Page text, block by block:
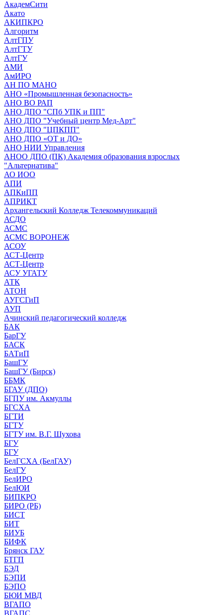
АкадемСити
Акато
АКИПКРО
Алгоритм
АлтГПУ
АлтГТУ
АлтГУ
АМИ
АмИРО
АН ПО МАНО
АНО «Промышленная безопасность»
АНО ВО РАП
АНО ДПО "СПб УПК и ПП"
АНО ДПО "Учебный центр Мед-Арт"
АНО ДПО "ЦПКПП"
АНО ДПО «ОТ и ДО»
АНО НИИ Управления
АНОО ДПО (ПК) Академия образования взрослых
"Альтернатива"
АО ИОО
АПИ
АПКиПП
АПРИКТ
Архангельский Колледж Телекоммуникаций
АСДО
АСМС
АСМС ВОРОНЕЖ
АСОУ
АСТ-Центр
АСТ-Центр
АСУ УГАТУ
АТК
АТОН
АУГСГиП
АУП
Ачинский педагогический колледж
БАК
БарГУ
БАСК
БАТиП
БашГУ
БашГУ (Бирск)
ББМК
БГАУ (ДПО)
БГПУ им. Акмуллы
БГСХА
БГТИ
БГТУ
БГТУ им. В.Г. Шухова
БГУ
БГУ
БелГСХА (БелГАУ)
БелГУ
БелИРО
БелЮИ
БИПКРО
БИРО (РБ)
БИСТ
БИТ
БИУБ
БИФК
Брянск ГАУ
БТГП
БЭД
БЭПИ
БЭПО
БЮИ МВД
ВГАПО
ВГАПС